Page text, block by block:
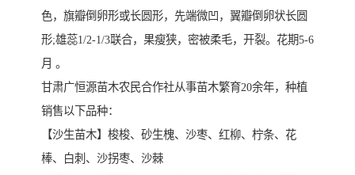
色，旗瓣倒卵形或长圆形，先端微凹，翼瓣倒卵状长圆
形;雄蕊1/2-1/3联合，果瘦狭，密被柔毛，开裂。花期5-6
月 。
甘肃广恒源苗木农民合作社从事苗木繁育20余年，种植
销售以下品种：
【沙生苗木】梭梭、砂生槐、沙枣、红柳、柠条、花
棒、白刺、沙拐枣、沙棘